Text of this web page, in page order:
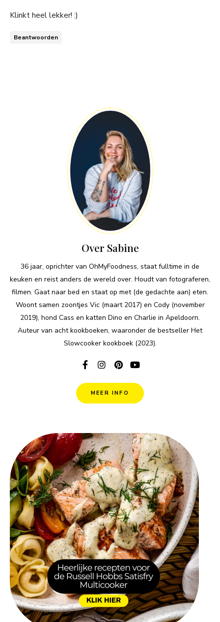
Klinkt heel lekker! :)
Beantwoorden
Over Sabine
36 jaar, oprichter van OhMyFoodness, staat fulltime in de
keuken en reist anders de wereld over. Houdt van fotograferen,
filmen. Gaat naar bed en staat op met (de gedachte aan) eten.
Woont samen zoontjes Vic (maart 2017) en Cody (november
2019), hond Cass en katten Dino en Charlie in Apeldoorn.
Auteur van acht kookboeken, waaronder de bestseller Het
Slowcooker kookboek (2023).
MEER INFO